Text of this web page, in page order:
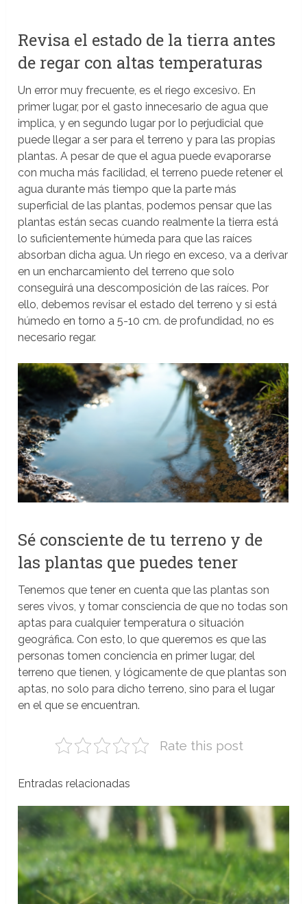
Revisa el estado de la tierra antes
de regar con altas temperaturas
Un error muy frecuente, es el riego excesivo. En
primer lugar, por el gasto innecesario de agua que
implica, y en segundo lugar por lo perjudicial que
puede llegar a ser para el terreno y para las propias
plantas. A pesar de que el agua puede evaporarse
con mucha más facilidad, el terreno puede retener el
agua durante más tiempo que la parte más
superficial de las plantas, podemos pensar que las
plantas están secas cuando realmente la tierra está
lo suficientemente húmeda para que las raíces
absorban dicha agua. Un riego en exceso, va a derivar
en un encharcamiento del terreno que solo
conseguirá una descomposición de las raíces. Por
ello, debemos revisar el estado del terreno y si está
húmedo en torno a 5-10 cm. de profundidad, no es
necesario regar.
Sé consciente de tu terreno y de
las plantas que puedes tener
Tenemos que tener en cuenta que las plantas son
seres vivos, y tomar consciencia de que no todas son
aptas para cualquier temperatura o situación
geográfica. Con esto, lo que queremos es que las
personas tomen conciencia en primer lugar, del
terreno que tienen, y lógicamente de que plantas son
aptas, no solo para dicho terreno, sino para el lugar
en el que se encuentran.
Rate this post
Entradas relacionadas